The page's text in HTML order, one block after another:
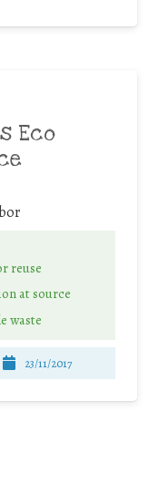
Eco
reuse
at source
waste
23/11/2017